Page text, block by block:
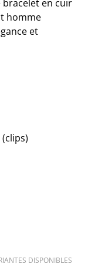
bracelet en cuir
homme
et
DISPONIBLES